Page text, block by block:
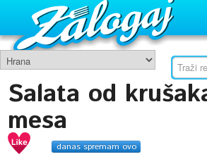
Salata od
mesa
danas spremam ovo